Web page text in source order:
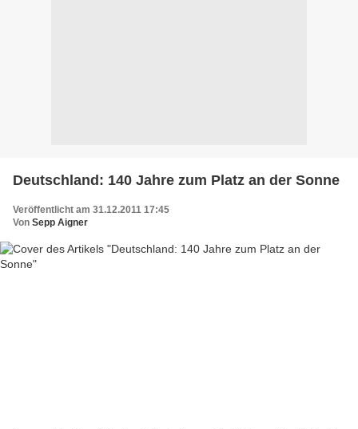
Deutschland: 140 Jahre zum Platz an der Sonne
Veröffentlicht am 31.12.2011 17:45
Von Sepp Aigner